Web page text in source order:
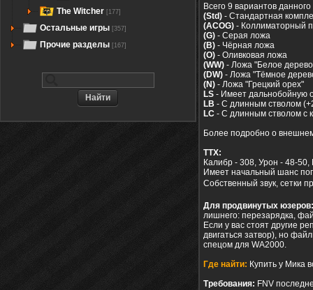
The Witcher [177]
Остальные игры [357]
Прочие разделы [167]
Всего 9 вариантов
(Std) - Стандартная
(ACOG) - Коллиматорный
(G) - Серая ложа
(B) - Чёрная ложа
(O) - Оливковая ложа
(WW) - Ложа "Белое
(DW) - Ложа "Тёмное
(N) - Ложа "Грецкий орех"
LS - Имеет дальнобойную
LB - С длинным стволом
LC - С длинным стволом с
Более подробно о
ТТХ:
Калибр - 308, Урон - 48-
Имеет начальный шанс
Собственный звук, сетки
Для продвинутых юзеров:
лишнего: перезарядка,
Если у вас стоят другие
двигаться затвор), но
спецом для WA2000.
Где найти: Купить у Мика
Требования: FNV